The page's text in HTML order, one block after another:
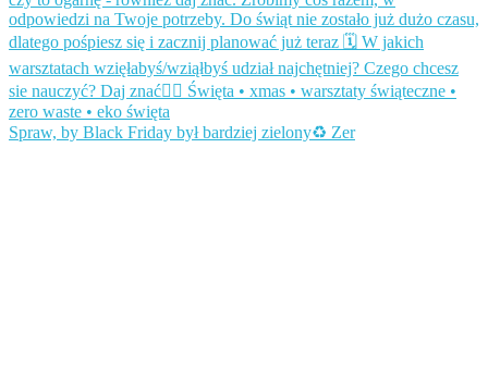
Spraw, by Black Friday był bardziej zielony♻️ Zer